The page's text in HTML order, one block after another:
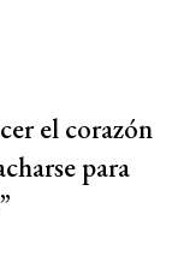
el corazón
para